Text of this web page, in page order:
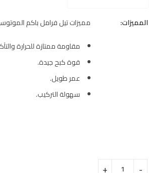
المميزات:
مميزات تيل فرامل باكم
مقاومة ممتازة للحرارة
قوة كبح جيدة.
عمر طويل.
سهولة التركيب.